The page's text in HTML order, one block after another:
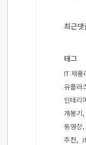
최근댓
태그
IT 제품
유플러
인테리
개봉기
동영상
추천